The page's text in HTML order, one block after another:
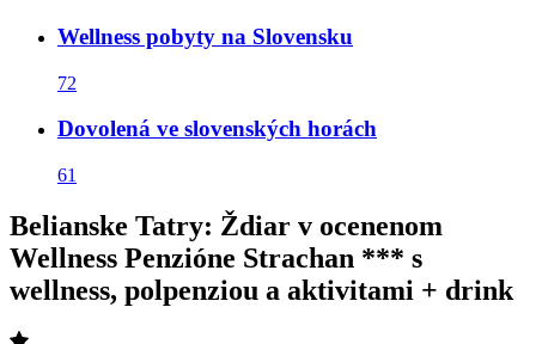
Wellness pobyty na Slovensku
72
Dovolená ve slovenských horách
61
Belianske Tatry: Ždiar v ocenenom
Wellness Penzióne Strachan *** s
wellness, polpenziou a aktivitami + drink